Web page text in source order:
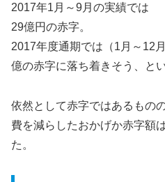
2017年1月～9月の実績では
29億円の赤字。
2017年度通期では（1月～12
億の赤字に落ち着きそう、と
依然として赤字ではあるもの
費を減らしたおかげか赤字額
た。